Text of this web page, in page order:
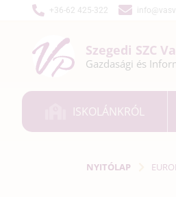
+36-62 425-322
Szegedi SZC
Gazdasági és
ISKOLÁNKRÓL
NYITÓLAP